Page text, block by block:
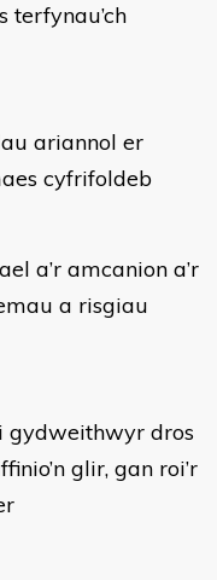
terfynau’ch
ariannol er
cyfrifoldeb
a’r amcanion a’r
a risgiau
gydweithwyr dros
glir, gan roi’r